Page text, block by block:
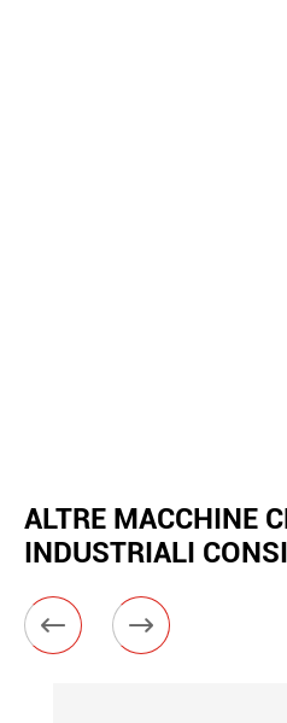
ALTRE MACCHINE
INDUSTRIALI
 